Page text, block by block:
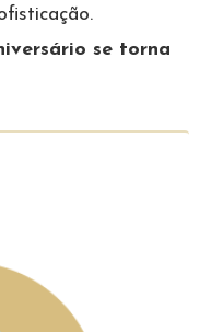
se torna